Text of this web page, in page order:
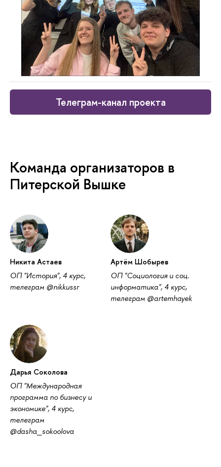
Телеграм-канал проекта
Команда организаторов в
Питерской Вышке
Никита Астаев
ОП "История", 4 курс,
телеграм @nikkussr
Артём Шобырев
ОП "Социология и соц.
информатика", 4 курс,
телеграм @artemhayek
Дарья Соколова
ОП "Международная
программа по бизнесу и
экономике", 4 курс,
телеграм
@dasha_sokoolova